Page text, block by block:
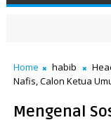
Home habib
Nafis, Calon Ketua
Mengenal